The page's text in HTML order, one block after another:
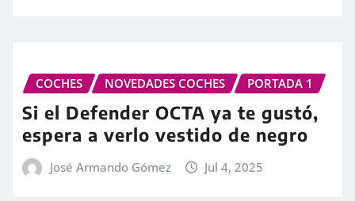
COCHES NOVEDADES COCHES PORTADA 1
Si el Defender OCTA ya te gustó,
espera a verlo vestido de negro
José Armando Gómez Jul 4, 2025